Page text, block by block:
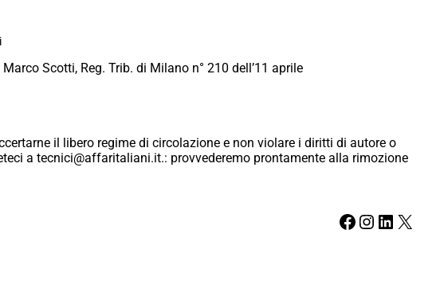
Scotti, Reg. Trib. di Milano n° 210 dell’11 aprile
il libero regime di circolazione e non violare i diritti di autore o
a tecnici@affaritaliani.it.: provvederemo prontamente alla rimozione
Facebook Instagram LinkedIn X